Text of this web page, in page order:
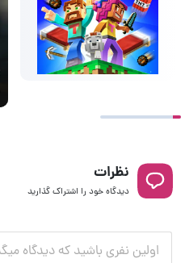
نظرات
دیدگاه خود را اشتراک گذارید